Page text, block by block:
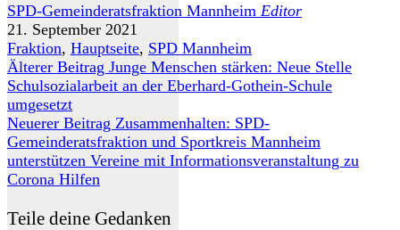
SPD-Gemeinderatsfraktion Mannheim Editor
21. September 2021
Fraktion, Hauptseite, SPD Mannheim
Älterer Beitrag Junge Menschen stärken: Neue Stelle
Schulsozialarbeit an der Eberhard-Gothein-Schule
umgesetzt
Neuerer Beitrag Zusammenhalten: SPD-
Gemeinderatsfraktion und Sportkreis Mannheim
unterstützen Vereine mit Informationsveranstaltung zu
Corona Hilfen
Teile deine Gedanken